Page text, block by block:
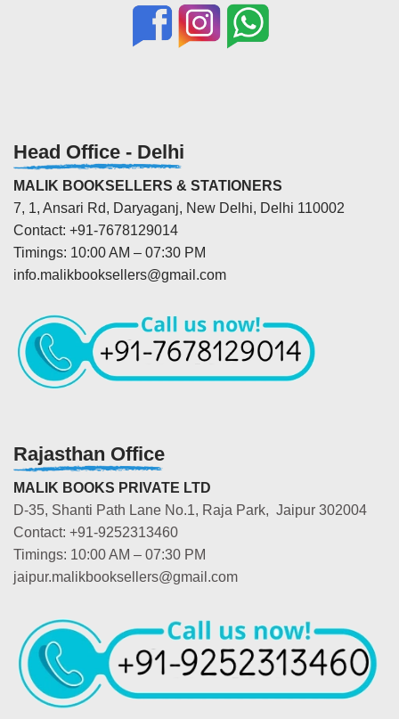
Head Office - Delhi
MALIK BOOKSELLERS & STATIONERS
7, 1, Ansari Rd, Daryaganj, New Delhi, Delhi 110002
Contact: +91-7678129014
Timings: 10:00 AM – 07:30 PM
info.malikbooksellers@gmail.com
Rajasthan Office
MALIK BOOKS PRIVATE LTD
D-35, Shanti Path Lane No.1, Raja Park, Jaipur 302004
Contact: +91-9252313460
Timings: 10:00 AM – 07:30 PM
jaipur.malikbooksellers@gmail.com